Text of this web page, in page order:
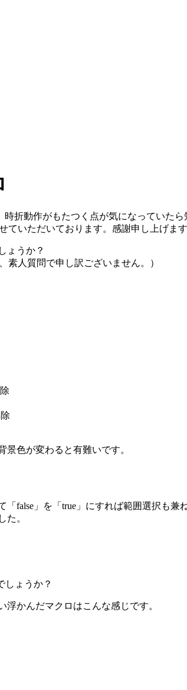
折動作がもたつく点が気になっていた
いただいております。感謝申し上げます
ょうか？
素人質問で申し訳ございません。）
色が変わると有難いです。
false」を「true」にすれば範囲選択も
た。
しょうか？
かんだマクロはこんな感じです。